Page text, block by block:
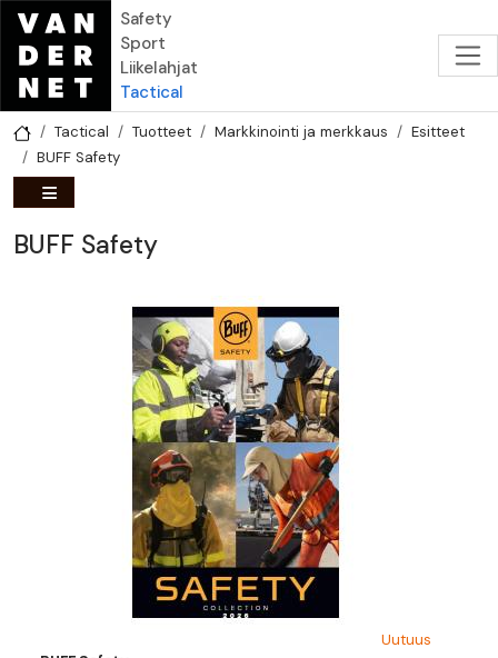
Hyppää pääsisältöön
Safety
Sport
Liikelahjat
Tactical
Tactical Tuotteet Markkinointi ja merkkaus
Esitteet
BUFF Safety
BUFF Safety
Uutuus